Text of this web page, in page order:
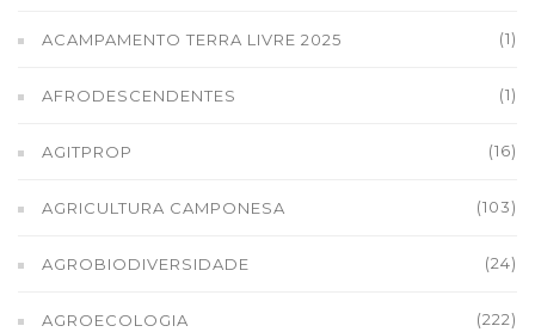
ACAMPAMENTO TERRA LIVRE 2025 (1)
AFRODESCENDENTES (1)
AGITPROP (16)
AGRICULTURA CAMPONESA (103)
AGROBIODIVERSIDADE (24)
AGROECOLOGIA (222)